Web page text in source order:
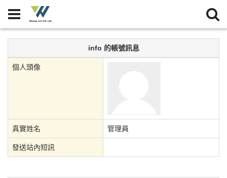
info 的帳號訊息
個人頭像
真實姓名 管理員
發送站內短訊